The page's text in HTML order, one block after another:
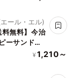
ール・エル)
料無料】今治
ーサンドワ
¥ 1,210～